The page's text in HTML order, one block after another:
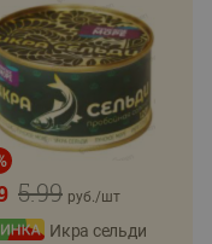
5.99 руб./шт
Икра сельди